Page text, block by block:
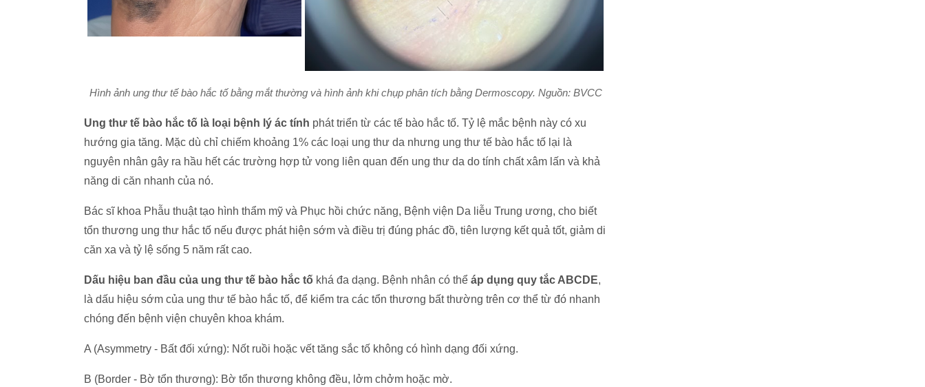
Hình ảnh ung thư tế bào hắc tố bằng mắt thường và hình ảnh khi chụp phân tích bằng Dermoscopy. Nguồn: BVCC
Ung thư tế bào hắc tố là loại bệnh lý ác tính phát triển từ các tế bào hắc tố. Tỷ lệ mắc bệnh này có xu
hướng gia tăng. Mặc dù chỉ chiếm khoảng 1% các loại ung thư da nhưng ung thư tế bào hắc tố lại là
nguyên nhân gây ra hầu hết các trường hợp tử vong liên quan đến ung thư da do tính chất xâm lấn và khả
năng di căn nhanh của nó.
Bác sĩ khoa Phẫu thuật tạo hình thẩm mỹ và Phục hồi chức năng, Bệnh viện Da liễu Trung ương, cho biết
tổn thương ung thư hắc tố nếu được phát hiện sớm và điều trị đúng phác đồ, tiên lượng kết quả tốt, giảm di
căn xa và tỷ lệ sống 5 năm rất cao.
Dấu hiệu ban đầu của ung thư tế bào hắc tố khá đa dạng. Bệnh nhân có thể áp dụng quy tắc ABCDE,
là dấu hiệu sớm của ung thư tế bào hắc tố, để kiểm tra các tổn thương bất thường trên cơ thể từ đó nhanh
chóng đến bệnh viện chuyên khoa khám.
A (Asymmetry - Bất đối xứng): Nốt ruồi hoặc vết tăng sắc tố không có hình dạng đối xứng.
B (Border - Bờ tổn thương): Bờ tổn thương không đều, lởm chởm hoặc mờ.